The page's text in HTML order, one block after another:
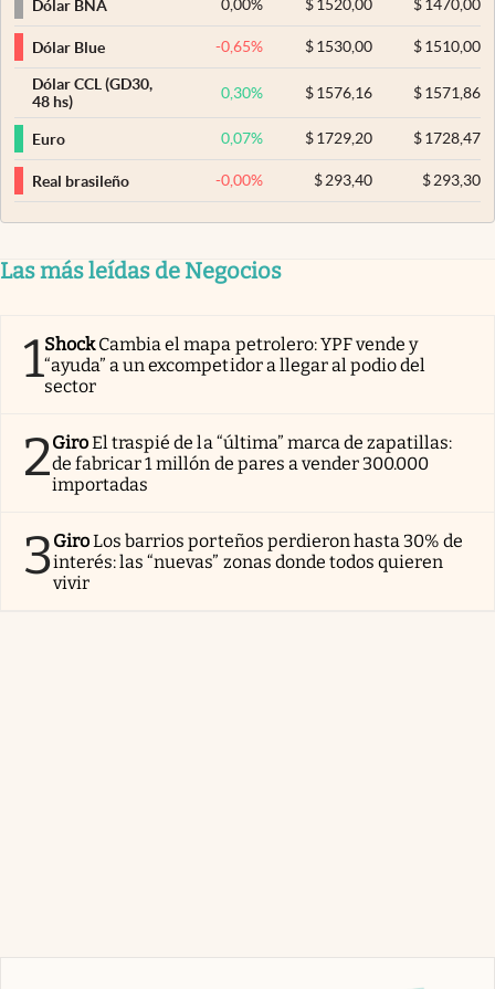
Dólar BNA 0,00% $ 1520,00 $1470,00
Dólar Blue -0,65% $ 1530,00 $1510,00
Dólar CCL (GD30,
48 hs)
0,30% $ 1576,16 $1571,86
Euro 0,07% $ 1729,20 $1728,47
Real brasileño -0,00% $293,40 $293,30
Las más leídas de Negocios
1Shock Cambia el mapa petrolero: YPF vende y
“ayuda” a un excompetidor a llegar al podio del
sector
2GiroEl traspié de la “última” marca de zapatillas:
de fabricar 1 millón de pares a vender 300.000
importadas
3GiroLos barrios porteños perdieron hasta 30% de
interés: las “nuevas” zonas donde todos quieren
vivir